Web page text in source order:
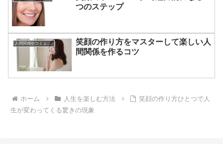
つのステップ
人間関係やコミュニケーションの術
笑顔の作り方をマスターして楽しい人
間関係を作るコツ
ホーム 人生を楽しむ方法
笑顔の作り方ひとつで人
生が変わってくる驚きの現象